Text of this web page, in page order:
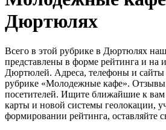
Дюртюлях
Всего в этой рубрике в Дюртюлях
представлены в форме рейтинга и на
Дюртюлей. Адреса, телефоны и сайты
рубрике «Молодежные кафе».
посетителей. Ищите ближайшие к
карты и новой системы геолокации,
формировании рейтинга, оставляйте